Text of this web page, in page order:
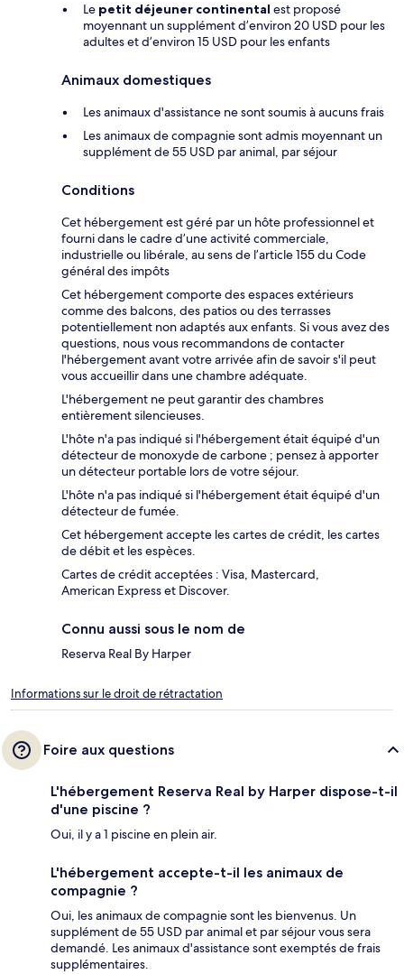
Le petit déjeuner continental est proposé
moyennant un supplément d’environ 20 USD pour les
adultes et d’environ 15 USD pour les enfants
Animaux domestiques
Les animaux d'assistance ne sont soumis à aucuns frais
Les animaux de compagnie sont admis moyennant un
supplément de 55 USD par animal, par séjour
Conditions
Cet hébergement est géré par un hôte professionnel et
fourni dans le cadre d’une activité commerciale,
industrielle ou libérale, au sens de l’article 155 du Code
général des impôts
Cet hébergement comporte des espaces extérieurs
comme des balcons, des patios ou des terrasses
potentiellement non adaptés aux enfants. Si vous avez des
questions, nous vous recommandons de contacter
l'hébergement avant votre arrivée afin de savoir s'il peut
vous accueillir dans une chambre adéquate.
L'hébergement ne peut garantir des chambres
entièrement silencieuses.
L'hôte n'a pas indiqué si l'hébergement était équipé d'un
détecteur de monoxyde de carbone ; pensez à apporter
un détecteur portable lors de votre séjour.
L'hôte n'a pas indiqué si l'hébergement était équipé d'un
détecteur de fumée.
Cet hébergement accepte les cartes de crédit, les cartes
de débit et les espèces.
Cartes de crédit acceptées : Visa, Mastercard,
American Express et Discover.
Connu aussi sous le nom de
Reserva Real By Harper
Informations sur le droit de rétractation
Foire aux questions
L'hébergement Reserva Real by Harper dispose-t-il
d'une piscine ?
Oui, il y a 1 piscine en plein air.
L'hébergement accepte-t-il les animaux de
compagnie ?
Oui, les animaux de compagnie sont les bienvenus. Un
supplément de 55 USD par animal et par séjour vous sera
demandé. Les animaux d'assistance sont exemptés de frais
supplémentaires.